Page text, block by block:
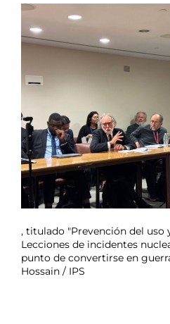
, titulado "Prevención del uso
Lecciones de incidentes
punto de convertirse en
Hossain / IPS